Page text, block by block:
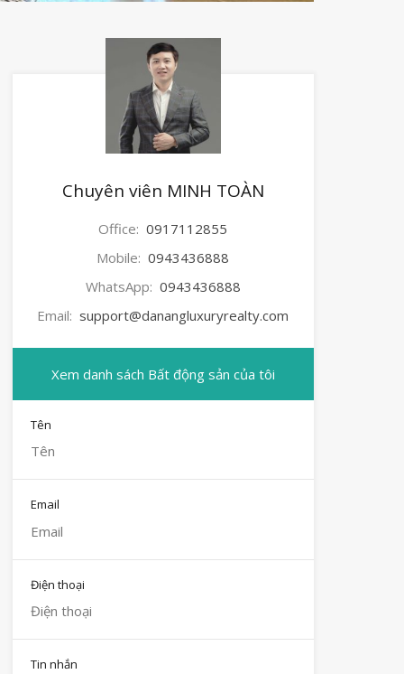
Chuyên viên MINH TOÀN
Office: 0917112855
Mobile: 0943436888
WhatsApp: 0943436888
Email: support@danangluxuryrealty.com
Xem danh sách Bất động sản của tôi
Tên
Email
Điện thoại
Tin nhắn